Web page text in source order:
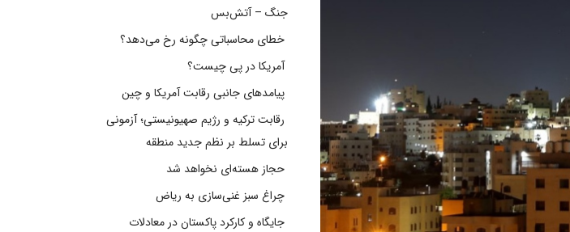
جنگ – آتش‌بس
خطای محاسباتی چگونه رخ می‌دهد؟
آمریکا در پی چیست؟
پیامدهای جانبی رقابت آمریکا و چین
رقابت ترکیه و رژیم صهیونیستی؛ آزمونی
برای تسلط بر نظم جدید منطقه
حجاز هسته‌ای نخواهد شد
چراغ سبز غنی‌سازی به ریاض
جایگاه و کارکرد پاکستان در معادلات